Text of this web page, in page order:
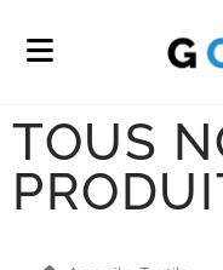
TOUS